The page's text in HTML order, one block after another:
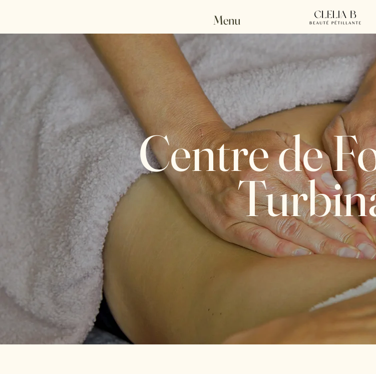
Menu
Centre de